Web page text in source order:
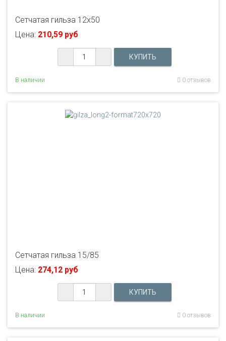
Сетчатая гильза 12x50
Цена: 210,59 руб
В наличии 0 отзывов
Сетчатая гильза 15/85
Цена: 274,12 руб
В наличии 0 отзывов